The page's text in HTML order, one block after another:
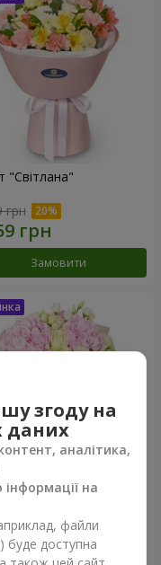
"Світлана"
грн
Замовити
"Ефіра"
грн
згоду на
даних
аналітика,
на
файли
буде доступна